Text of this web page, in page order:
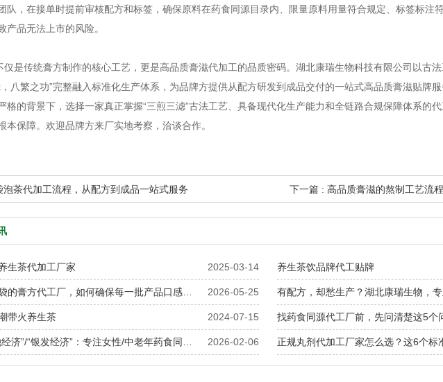
队，在接单时提前审核配方和标签，确保原料在药食同源目录内、限量原料用量符合规定、标签标注
产品无法上市的风险。
仅是传统膏方制作的核心工艺，更是高品质膏滋代加工的品质密码。湖北康瑞生物科技有限公司以古
八繁之功”完整融入标准化生产体系，为品牌方提供从配方研发到成品交付的一站式高品质膏滋贴牌
格的背景下，选择一家真正掌握“三煎三滤”古法工艺、具备现代化生产能力和全链路合规保障体系的
本保障。欢迎品牌方来厂实地考察，洽谈合作。
泡茶代加工流程，从配方到成品一站式服务 下一篇 : 高品质膏滋的熬制工艺流
2025-03-14
生茶代加工厂家 养生茶饮品牌代工贴牌
2026-05-25
2024-07-15
带火养生茶
2026-02-06 正规丸剂代加工厂家怎么选？这6个标